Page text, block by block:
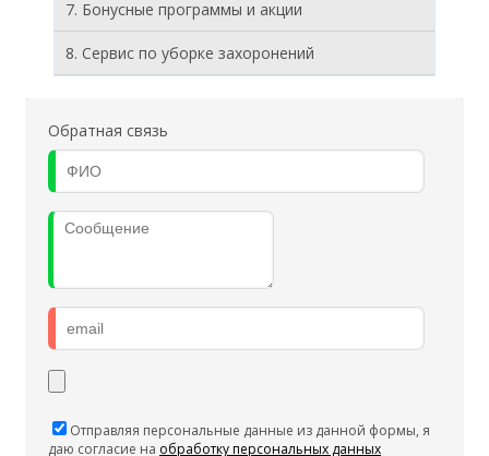
7. Бонусные программы и акции
8. Cервис по уборке захоронений
Обратная связь
Отправляя персональные данные из данной формы, я
даю согласие на обработку персональных данных